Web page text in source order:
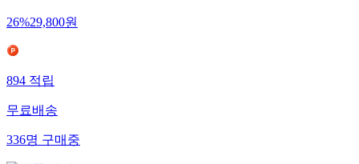
26%29,800원
894적립
무료배송
336명구매중